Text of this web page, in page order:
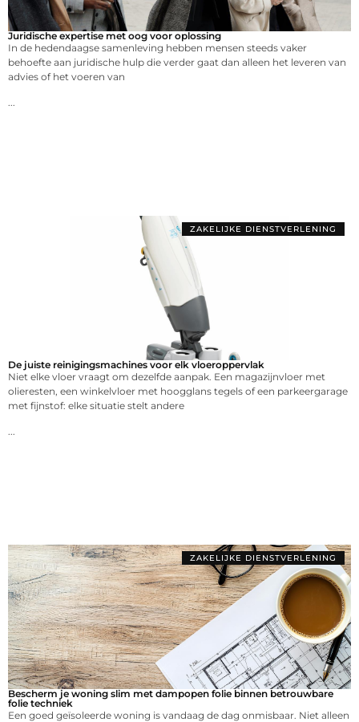
Juridische expertise met oog voor oplossing
In de hedendaagse samenleving hebben mensen steeds vaker
behoefte aan juridische hulp die verder gaat dan alleen het leveren van
advies of het voeren van
...
ZAKELIJKE DIENSTVERLENING
De juiste reinigingsmachines voor elk vloeroppervlak
Niet elke vloer vraagt om dezelfde aanpak. Een magazijnvloer met
olieresten, een winkelvloer met hoogglans tegels of een parkeergarage
met fijnstof: elke situatie stelt andere
...
ZAKELIJKE DIENSTVERLENING
Bescherm je woning slim met dampopen folie binnen betrouwbare
folie techniek
Een goed geïsoleerde woning is vandaag de dag onmisbaar. Niet alleen